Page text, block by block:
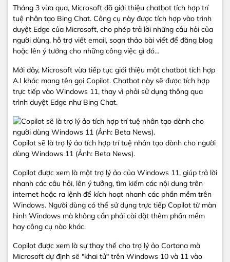
Tháng 3 vừa qua, Microsoft đã giới thiệu chatbot tích hợp trí
tuệ nhân tạo Bing Chat. Công cụ này được tích hợp vào trình
duyệt Edge của Microsoft, cho phép trả lời những câu hỏi của
người dùng, hỗ trợ viết email, soạn thảo bài viết để đăng blog
hoặc lên ý tưởng cho những công việc gì đó…
Mới đây, Microsoft vừa tiếp tục giới thiệu một chatbot tích hợp
A.I khác mang tên gọi Copilot. Chatbot này sẽ được tích hợp
trực tiếp vào Windows 11, thay vì phải sử dụng thông qua
trình duyệt Edge như Bing Chat.
Copilot sẽ là trợ lý ảo tích hợp trí tuệ nhân tạo dành cho người
dùng Windows 11 (Ảnh: Beta News).
Copilot được xem là một trợ lý ảo của Windows 11, giúp trả lời
nhanh các câu hỏi, lên ý tưởng, tìm kiếm các nội dung trên
internet hoặc ra lệnh để kích hoạt nhanh các phần mềm trên
Windows. Người dùng có thể sử dụng trực tiếp Copilot từ màn
hình Windows mà không cần phải cài đặt thêm phần mềm
hay công cụ nào khác.
Copilot được xem là sự thay thế cho trợ lý ảo Cortana mà
Microsoft dự định sẽ "khai tử" trên Windows 10 và 11 vào